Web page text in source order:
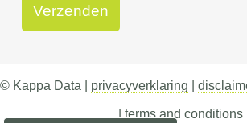
© Kappa Data | privacyverklaring
terms and conditions